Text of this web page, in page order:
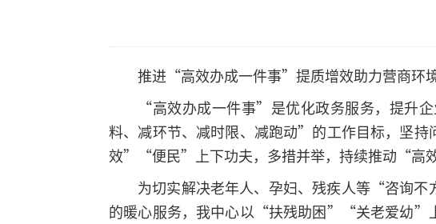
推进“高效办成一件事”提质增效助力营商环
“高效办成一件事”是优化政务服务，提升
料、减环节、减时限、减跑动”的工作目标，坚
效”“便民”上下功夫，多措并举，持续推动“高
为切实解决老年人、孕妇、残疾人等“咨询
的暖心服务，我中心以“扶残助困”“关老爱幼”